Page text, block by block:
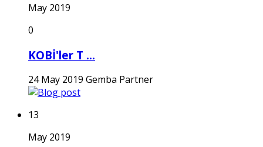
May 2019
0
KOBİ'ler T ...
24 May 2019 Gemba Partner
13
May 2019